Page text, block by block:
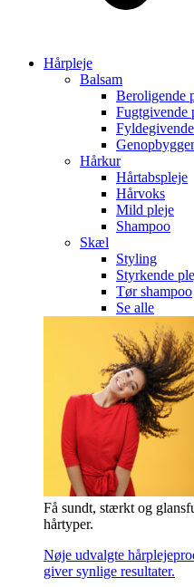
Hårpleje
Balsam
Beroligende
Fugtgivende
Hårkur
Hårtabspleje
Hårvoks
Mild pleje
Shampoo
Skæl
Styling
Styrkende
Tør shampoo
Se alle
Få sundt, stærkt og
hårtyper.
Nøje udvalgte
giver synlige resultater.